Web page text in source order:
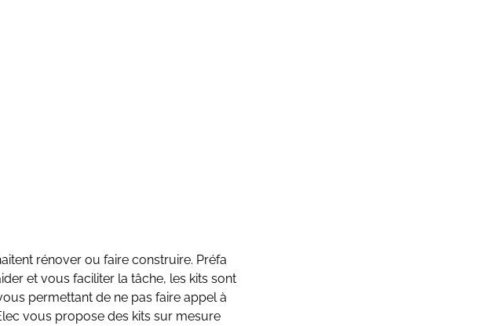
rénover ou faire construire. Préfa
et vous faciliter la tâche, les kits sont
permettant de ne pas faire appel à
vous propose des kits sur mesure